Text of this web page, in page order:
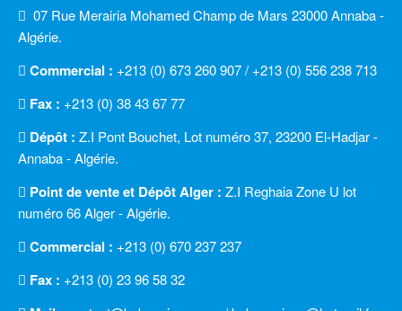
07 Rue Merairia Mohamed Champ de Mars 23000 Annaba -
Algérie.
Commercial : +213 (0) 673 260 907 / +213 (0) 556 238 713
Fax : +213 (0) 38 43 67 77
Dépôt : Z.I Pont Bouchet, Lot numéro 37, 23200 El-Hadjar -
Annaba - Algérie.
Point de vente et Dépôt Alger : Z.I Reghaia Zone U lot
numéro 66 Alger - Algérie.
Commercial : +213 (0) 670 237 237
Fax : +213 (0) 23 96 58 32